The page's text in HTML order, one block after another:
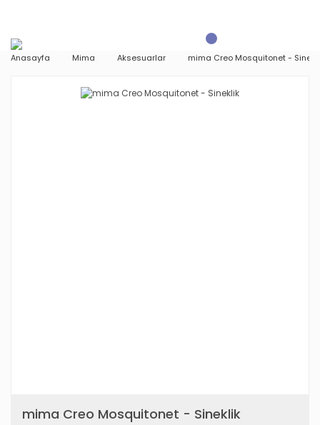
Anasayfa Mima Aksesuarlar mima Creo Mosquitonet -
mima Creo Mosquitonet - Sineklik